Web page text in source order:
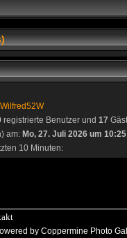
Wilfred52W
registrierte Benutzer und 17
am: Mo, 27. Juli 2026 um
10 Minuten:
by Coppermine Photo